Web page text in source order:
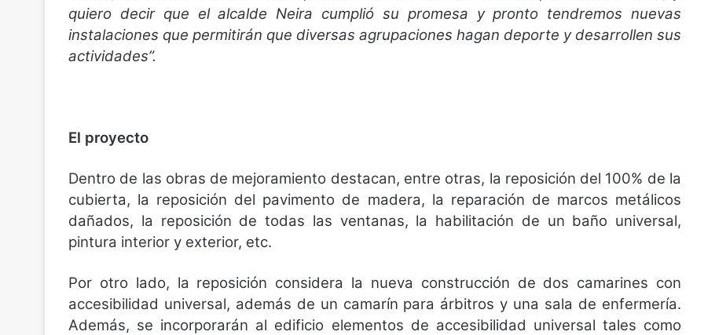
quiero decir que el alcalde Neira cumplió su promesa y pronto tendremos nuevas
instalaciones que permitirán que diversas agrupaciones hagan deporte y desarrollen sus
actividades”.
El proyecto
Dentro de las obras de mejoramiento destacan, entre otras, la reposición del 100% de la
cubierta, la reposición del pavimento de madera, la reparación de marcos metálicos
dañados, la reposición de todas las ventanas, la habilitación de un baño universal,
pintura interior y exterior, etc.
Por otro lado, la reposición considera la nueva construcción de dos camarines con
accesibilidad universal, además de un camarín para árbitros y una sala de enfermería.
Además, se incorporarán al edificio elementos de accesibilidad universal tales como